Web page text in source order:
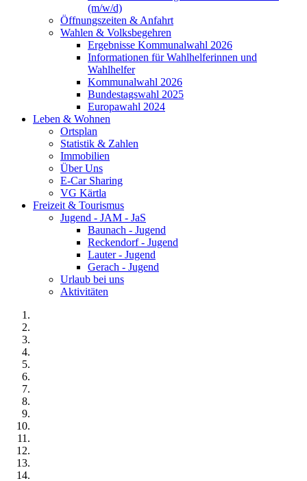
(m/w/d)
Öffnungszeiten & Anfahrt
Wahlen & Volksbegehren
Ergebnisse Kommunalwahl 2026
Informationen für Wahlhelferinnen und
Wahlhelfer
Kommunalwahl 2026
Bundestagswahl 2025
Europawahl 2024
Leben & Wohnen
Ortsplan
Statistik & Zahlen
Immobilien
Über Uns
E-Car Sharing
VG Kärtla
Freizeit & Tourismus
Jugend - JAM - JaS
Baunach - Jugend
Reckendorf - Jugend
Lauter - Jugend
Gerach - Jugend
Urlaub bei uns
Aktivitäten